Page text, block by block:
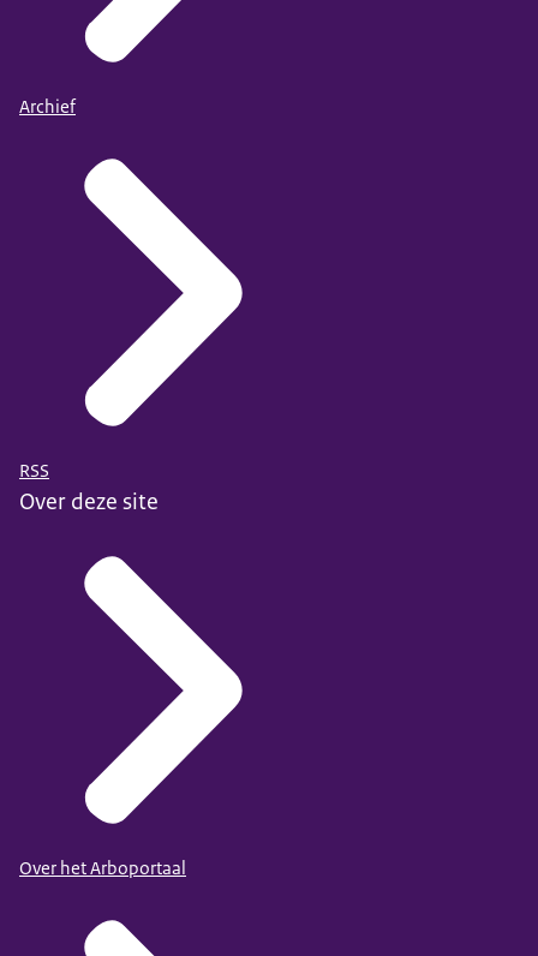
Archief
RSS
Over deze site
Over het Arboportaal